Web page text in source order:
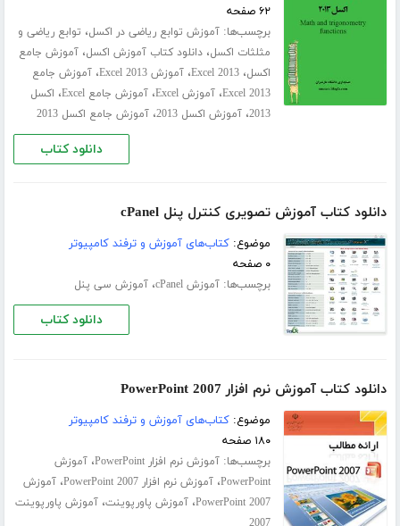
۶۲ صفحه
برچسب‌ها:آموزش توابع ریاضی در اکسل، توابع ریاضی و
مثلثات اکسل،دانلود کتاب آموزش اکسل،آموزش جامع
اکسل،Excel 2013،آموزش Excel 2013 ،آموزش جامع
Excel 2013،آموزش Excel ،آموزش جامع Excel ، اکسل
2013،آموزش اکسل 2013 ،آموزش جامع اکسل 2013
دانلود کتاب
دانلود کتاب آموزش تصویری کنترل پنل cPanel
موضوع:کتاب‌های آموزش و ترفند کامپیوتر
۰ صفحه
برچسب‌ها:آموزش cPanel ،آموزش سی پنل
دانلود کتاب
دانلود کتاب آموزش نرم افزار PowerPoint 2007
موضوع:کتاب‌های آموزش و ترفند کامپیوتر
۱۸۰ صفحه
برچسب‌ها:آموزش نرم افزار PowerPoint ،آموزش
PowerPoint،آموزش نرم افزار PowerPoint 2007 ،آموزش
PowerPoint 2007،آموزش پاورپوینت،آموزش پاورپوینت